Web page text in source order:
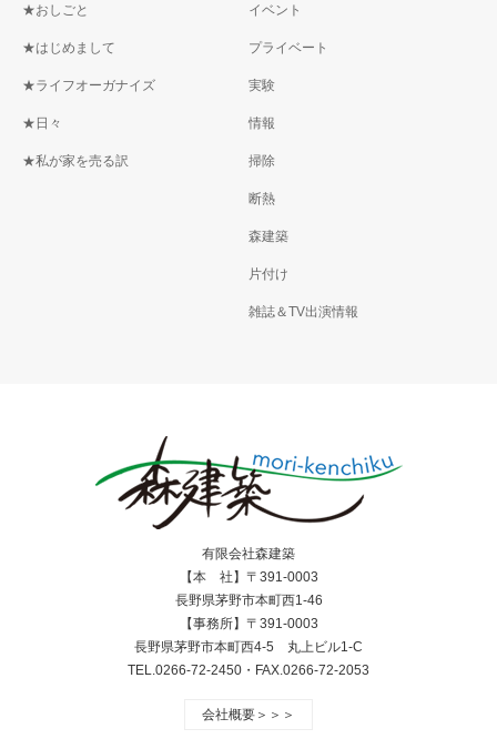
★おしごと
★はじめまして
★ライフオーガナイズ
★日々
★私が家を売る訳
イベント
プライベート
実験
情報
掃除
断熱
森建築
片付け
雑誌＆TV出演情報
有限会社森建築
【本 社】〒391-0003
長野県茅野市本町西1-46
【事務所】〒391-0003
長野県茅野市本町西4-5 丸上ビル1-C
TEL.0266-72-2450・FAX.0266-72-2053
会社概要＞＞＞